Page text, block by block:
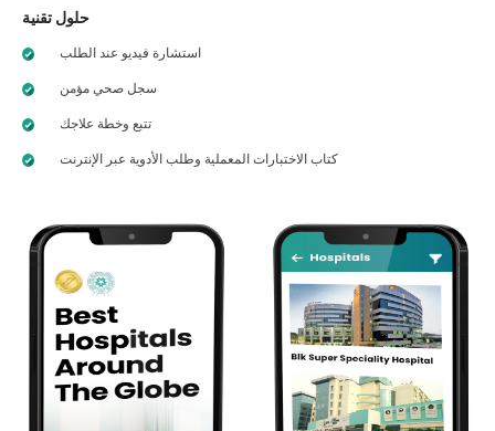
حلول تقنية
استشارة فيديو عند الطلب
سجل صحي مؤمن
تتبع وخطة علاجك
كتاب الاختبارات المعملية وطلب الأدوية عبر الإنترنت